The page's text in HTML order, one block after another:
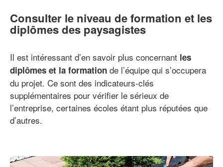
Consulter le niveau de formation et les
diplômes des paysagistes
Il est intéressant d’en savoir plus concernant les
diplômes et la formation de l’équipe qui s’occupera
du projet. Ce sont des indicateurs-clés
supplémentaires pour vérifier le sérieux de
l’entreprise, certaines écoles étant plus réputées que
d’autres.